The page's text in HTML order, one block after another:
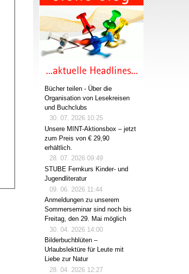
Bücher teilen - Über die
Organisation von Lesekreisen
und Buchclubs
30. 07. 2026 10:25
Unsere MINT-Aktionsbox – jetzt
zum Preis von € 29,90
erhältlich.
28. 07. 2026 09:49
STUBE Fernkurs Kinder- und
Jugendliteratur
09. 06. 2026 11:44
Anmeldungen zu unserem
Sommerseminar sind noch bis
Freitag, den 29. Mai möglich
30. 04. 2026 14:00
Bilderbuchblüten –
Urlaubslektüre für Leute mit
Liebe zur Natur
28. 04. 2026 12:27